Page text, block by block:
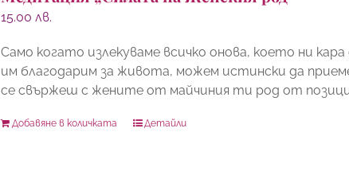
15.00лв.
Само когато излекуваме всичко онова, което ни
им благодарим за живота, можем истински да
се свържеш с жените от майчиния ти род от
Добавяне в количката Детайли